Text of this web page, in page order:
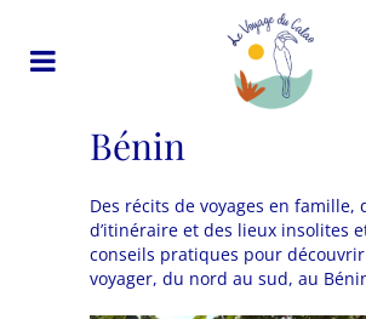
Bénin
Des récits de voyages en famille,
d’itinéraire et des lieux insolites
conseils pratiques pour
voyager, du nord au sud, au